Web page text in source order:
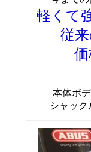
軽くて
従
本体ボ
シャッ